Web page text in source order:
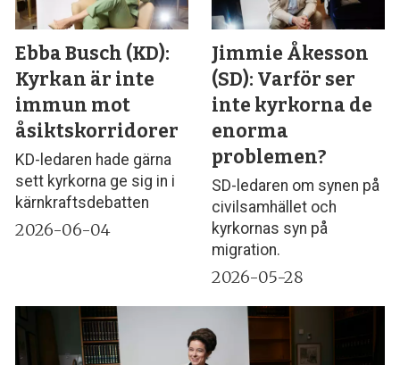
Ebba Busch (KD):
Kyrkan är inte
immun mot
åsiktskorridorer
KD-ledaren hade gärna
sett kyrkorna ge sig in i
kärnkraftsdebatten
2026-06-04
Jimmie Åkesson
(SD): Varför ser
inte kyrkorna de
enorma
problemen?
SD-ledaren om synen på
civilsamhället och
kyrkornas syn på
migration.
2026-05-28